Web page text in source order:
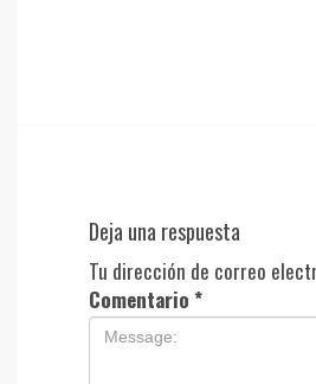
Deja una respuesta
Tu dirección de correo
Comentario *